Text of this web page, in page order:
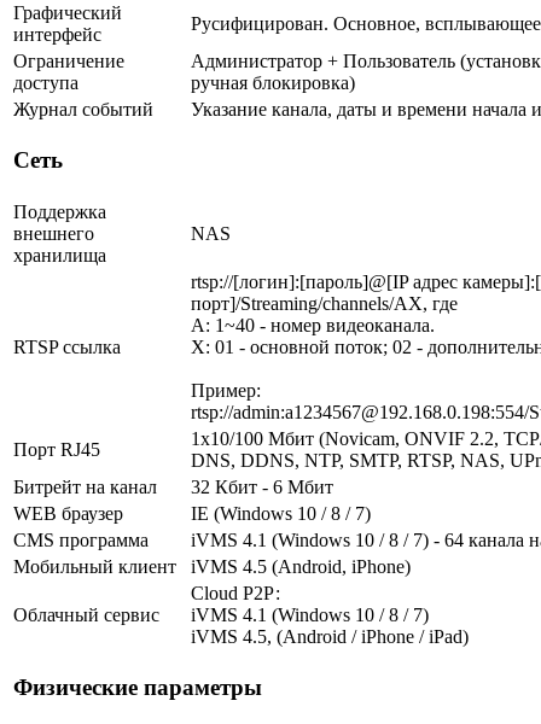
Графический
интерфейс
Русифицирован. Основное,
Ограничение
доступа
Администратор + Пользователь
ручная блокировка)
Журнал событий
Указание канала, даты и времени начала
Сеть
Поддержка
внешнего
хранилища
NAS
RTSP ссылка
rtsp://[логин]:[пароль]@[IP адрес
порт]/Streaming/channels/AX, где
A: 1~40 - номер видеоканала.
X: 01 - основной поток; 02 -
Пример:
rtsp://admin:a1234567@192.168.0.198:554/
Порт RJ45
1х10/100 Мбит (Novicam, ONVIF 2.2,
DNS, DDNS, NTP, SMTP, RTSP, NAS,
Битрейт на канал
32 Кбит - 6 Мбит
WEB браузер
IE (Windows 10 / 8 / 7)
CMS программа
iVMS 4.1 (Windows 10 / 8 / 7) - 64 канала
Мобильный клиент
iVMS 4.5 (Android, iPhone)
Облачный сервис
Cloud Р2Р:
iVMS 4.1 (Windows 10 / 8 / 7)
iVMS 4.5, (Android / iPhone / iPad)
Физические параметры